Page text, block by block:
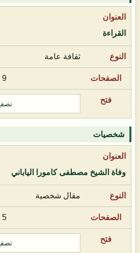
القراءة
ثقافة عامة
9
شخصيات
وفاة الشيخ مصطفى كامورا الياباني
مقال شخصية
5